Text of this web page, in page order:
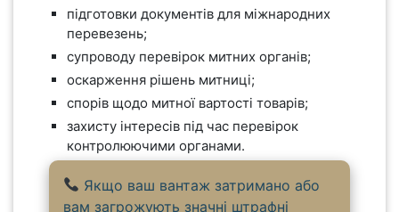
підготовки документів для міжнародних
перевезень;
супроводу перевірок митних органів;
оскарження рішень митниці;
спорів щодо митної вартості товарів;
захисту інтересів під час перевірок
контролюючими органами.
Якщо ваш вантаж затримано або
вам загрожують значні штрафні